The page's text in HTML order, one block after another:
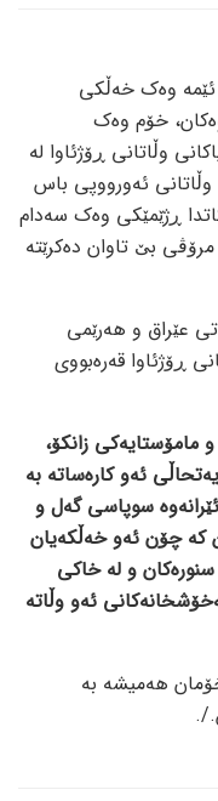
ئێمە وەک خەڵکی
خۆم وەک
وڵاتانی ڕۆژئاوا لە
ئەورووپی باس
ڕژێمێکی وەک سەدام
بێ تاوان دەکرێتە
عێراق و هەرێمی
ڕۆژئاوا قەرەبووی
زانکۆ،
ئەو کارەساتە بە
سوپاسی گەل و
کە چۆن ئەو خەڵکەیان
سنورەکان و لە خاکی
ئەو وڵاتە
هەمیشە بە
.